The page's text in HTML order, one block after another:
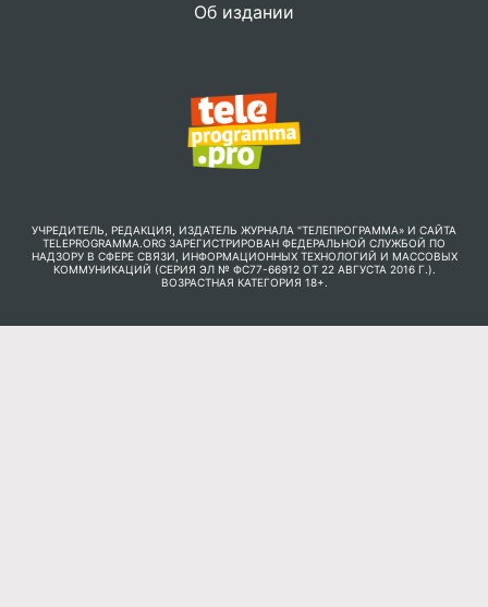
Об издании
УЧРЕДИТЕЛЬ, РЕДАКЦИЯ, ИЗДАТЕЛЬ ЖУРНАЛА "ТЕЛЕПРОГРАММА» И САЙТА
TELEPROGRAMMA.ORG ЗАРЕГИСТРИРОВАН ФЕДЕРАЛЬНОЙ СЛУЖБОЙ ПО
НАДЗОРУ В СФЕРЕ СВЯЗИ, ИНФОРМАЦИОННЫХ ТЕХНОЛОГИЙ И МАССОВЫХ
КОММУНИКАЦИЙ (СЕРИЯ ЭЛ № ФС77-66912 ОТ 22 АВГУСТА 2016 Г.).
ВОЗРАСТНАЯ КАТЕГОРИЯ 18+.